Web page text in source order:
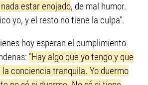
estar enojado, de mal humor.
yo, y el resto no tiene la culpa".
hoy esperan el cumplimiento
"Hay algo que yo tengo y que
conciencia tranquila. Yo duermo